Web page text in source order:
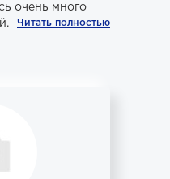
очень много
Теп...
Читать полностью